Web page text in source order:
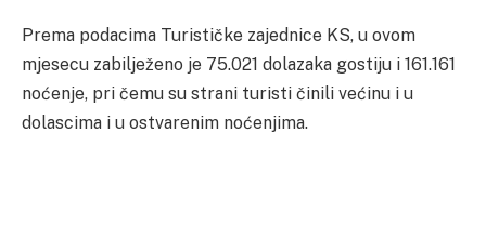
Prema podacima Turističke zajednice KS, u ovom
mjesecu zabilježeno je 75.021 dolazaka gostiju i 161.161
noćenje, pri čemu su strani turisti činili većinu i u
dolascima i u ostvarenim noćenjima.